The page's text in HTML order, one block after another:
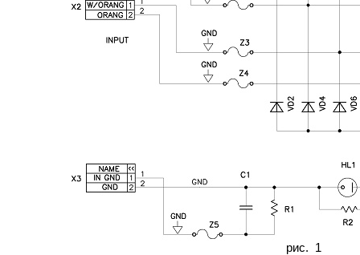
рис. 1